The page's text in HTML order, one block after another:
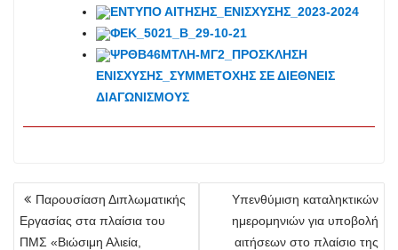
ΕΝΤΥΠΟ ΑΙΤΗΣΗΣ_ΕΝΙΣΧΥΣΗΣ_2023-2024
ΦΕΚ_5021_Β_29-10-21
ΨΡΘΒ46ΜΤΛΗ-ΜΓ2_ΠΡΟΣΚΛΗΣΗ
ΕΝΙΣΧΥΣΗΣ_ΣΥΜΜΕΤΟΧΗΣ ΣΕ ΔΙΕΘΝΕΙΣ
ΔΙΑΓΩΝΙΣΜΟΥΣ
Πλοήγηση
άρθρων
Παρουσίαση Διπλωματικής
Εργασίας στα πλαίσια του
ΠΜΣ «Βιώσιμη Αλιεία,
Υπενθύμιση καταληκτικών
ημερομηνιών για υποβολή
αιτήσεων στο πλαίσιο της